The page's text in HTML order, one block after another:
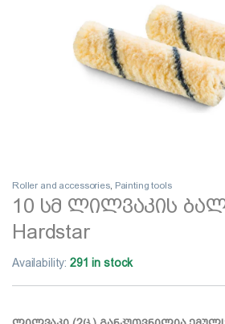
Roller and accessories, Painting tools
10 სმ ლილვაკის
Hardstar
Availability:291 in stock